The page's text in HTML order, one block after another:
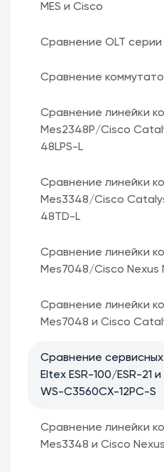
MES и Cisco
Сравнение OLT серии
Сравнение
Сравнение линейки
Mes2348P/Cisco
48LPS-L
Сравнение линейки
Mes3348/Cisco
48TD-L
Сравнение линейки
Mes7048/Cisco Nexus
Сравнение линейки
Mes7048 и Cisco
Сравнение
Eltex ESR-100/ESR-21
WS-C3560CX-12PC-S
Сравнение линейки
Mes3348 и Cisco